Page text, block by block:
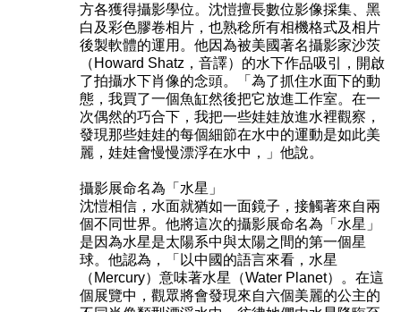
方各獲得攝影學位。沈愷擅長數位影像採集、黑
白及彩色膠卷相片，也熟稔所有相機格式及相片
後製軟體的運用。他因為被美國著名攝影家沙茨
（Howard Shatz，音譯）的水下作品吸引，開啟
了拍攝水下肖像的念頭。「為了抓住水面下的動
態，我買了一個魚缸然後把它放進工作室。在一
次偶然的巧合下，我把一些娃娃放進水裡觀察，
發現那些娃娃的每個細節在水中的運動是如此美
麗，娃娃會慢慢漂浮在水中，」他說。
攝影展命名為「水星」
沈愷相信，水面就猶如一面鏡子，接觸著來自兩
個不同世界。他將這次的攝影展命名為「水星」
是因為水星是太陽系中與太陽之間的第一個星
球。他認為，「以中國的語言來看，水星
（Mercury）意味著水星（Water Planet）。在這
個展覽中，觀眾將會發現來自六個美麗的公主的